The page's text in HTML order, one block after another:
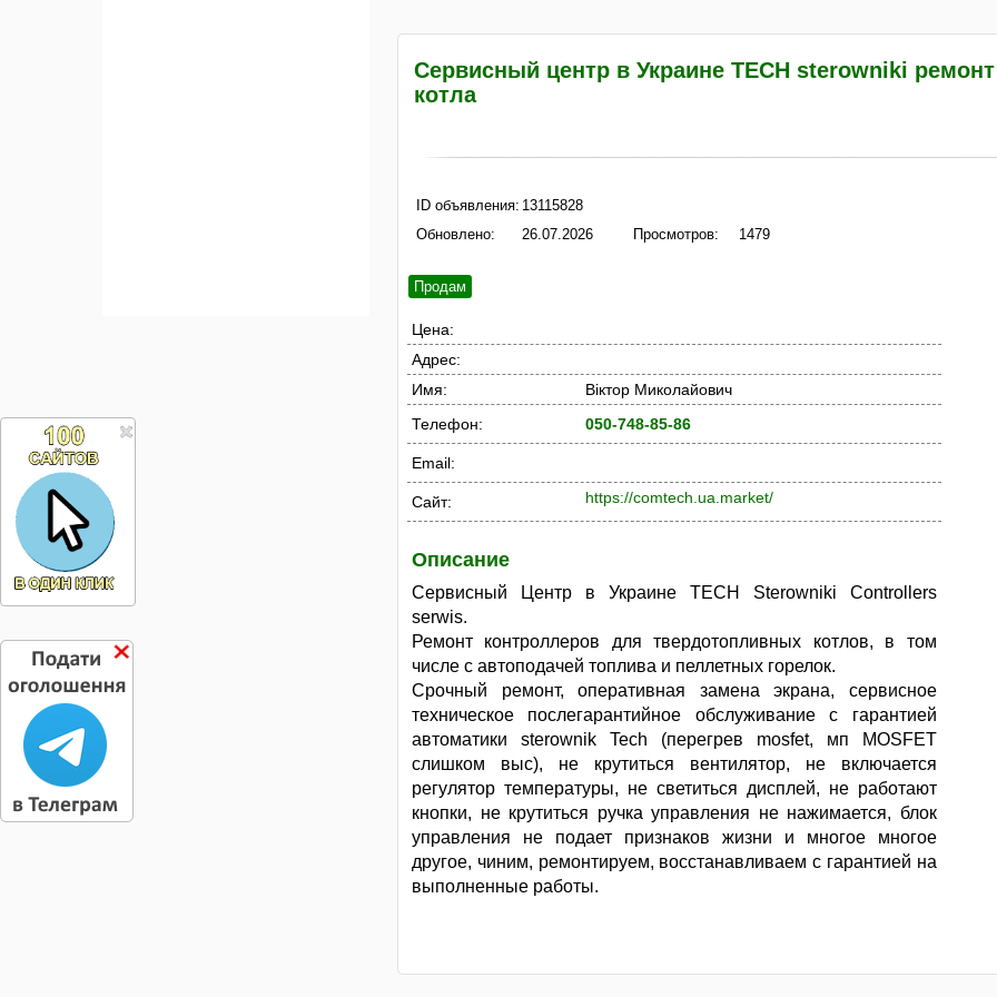
Сервисный центр в Украине TECH sterowniki
котла
ID объявления: 13115828
Обновлено:
26.07.2026 Просмотров: 1479
Продам
Цена:
Адрес:
Имя:
Віктор Миколайович
Телефон:
050-748-85-86
Email:
Сайт: https://comtech.ua.market/
Описание
Сервисный Центр в Украине TECH Sterowniki Controllers
serwis.
Ремонт контроллеров для твердотопливных котлов, в том
числе с автоподачей топлива и пеллетных горелок.
Срочный ремонт, оперативная замена экрана, сервисное
техническое послегарантийное обслуживание с гарантией
автоматики sterownik Tech (перегрев mosfet, мп MOSFET
слишком выс), не крутиться вентилятор, не включается
регулятор температуры, не светиться дисплей, не работают
кнопки, не крутиться ручка управления не нажимается, блок
управления не подает признаков жизни и многое многое
другое, чиним, ремонтируем, восстанавливаем с гарантией на
выполненные работы.